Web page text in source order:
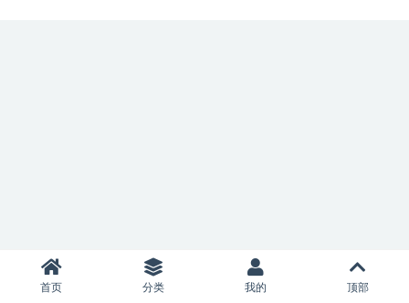
首页 分类 我的 顶部